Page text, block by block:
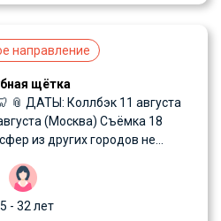
направление
щётка
📎 ДАТЫ: Коллбэк 11 августа
(Москва) Съёмка 18
из других городов не...
- 32 лет